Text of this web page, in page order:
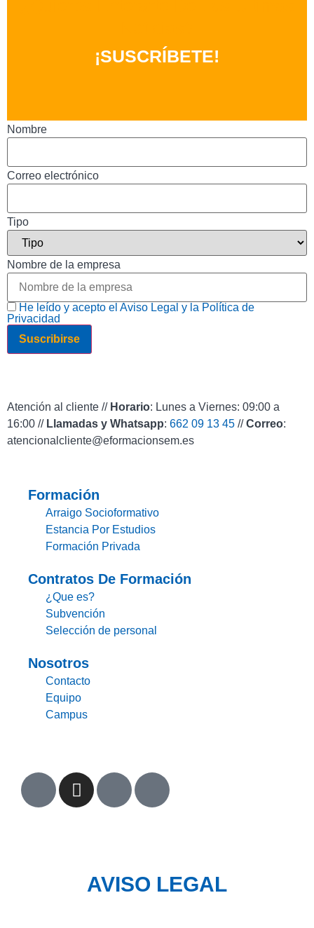
¡SUSCRÍBETE!
Nombre
Correo electrónico
Tipo
Nombre de la empresa
He leído y acepto el Aviso Legal y la Política de
Privacidad
Atención al cliente // Horario: Lunes a Viernes: 09:00 a
16:00 // Llamadas y Whatsapp: 662 09 13 45 //Correo:
atencionalcliente@eformacionsem.es
Formación
Arraigo Socioformativo
Estancia Por Estudios
Formación Privada
Contratos De Formación
¿Que es?
Subvención
Selección de personal
Nosotros
Contacto
Equipo
Campus
AVISO LEGAL